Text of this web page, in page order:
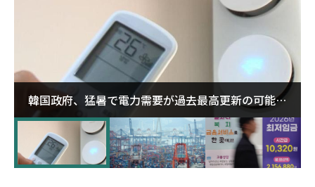
韓国政府、猛暑で電力需要が過去最高更新の可能性
に需給対応体制を点検